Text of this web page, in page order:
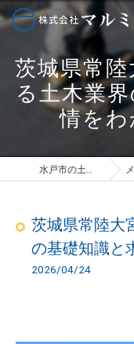
茨城県常
る土木業
情を
水戸市の土木は株式会社マルミ メディア
茨城県常陸大
の基礎知識と
2026/04/24